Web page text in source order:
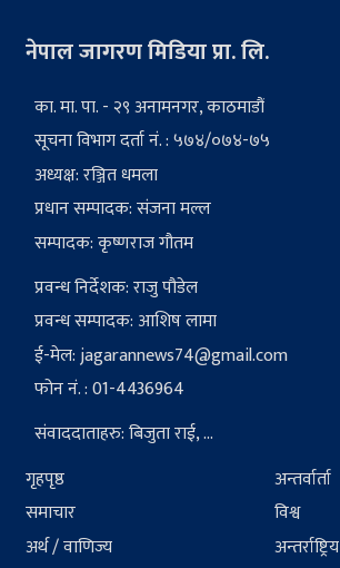
नेपाल जागरण मिडिया प्रा. लि.
का. मा. पा. - २९ अनामनगर, काठमाडौं
सूचना विभाग दर्ता नं. : ५७४/०७४-७५
अध्यक्ष: रञ्जित धमला
प्रधान सम्पादक: संजना मल्ल
सम्पादक: कृष्णराज गौतम
प्रवन्ध निर्देशक: राजु पौडेल
प्रवन्ध सम्पादक: आशिष लामा
ई-मेल:jagarannews74@gmail.com
फोन नं. : 01-4436964
संवाददाताहरु: बिजुता राई, ...
गृहपृष्ठ
समाचार
अर्थ / वाणिज्य
अन्तर्वार्ता
विश्व
अन्तर्राष्ट्रिय